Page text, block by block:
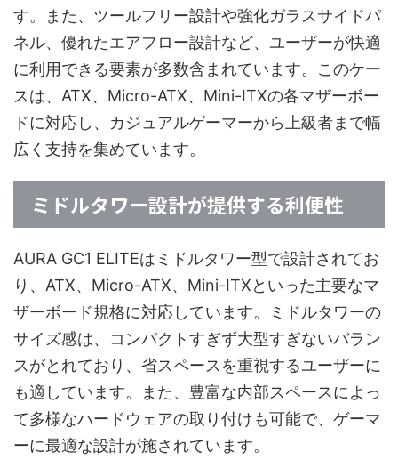
す。また、ツールフリー設計や強化ガラスサイドパ
ネル、優れたエアフロー設計など、ユーザーが快適
に利用できる要素が多数含まれています。このケー
スは、ATX、Micro-ATX、Mini-ITXの各マザーボー
ドに対応し、カジュアルゲーマーから上級者まで幅
広く支持を集めています。
ミドルタワー設計が提供する利便性
AURA GC1 ELITEはミドルタワー型で設計されてお
り、ATX、Micro-ATX、Mini-ITXといった主要なマ
ザーボード規格に対応しています。ミドルタワーの
サイズ感は、コンパクトすぎず大型すぎないバラン
スがとれており、省スペースを重視するユーザーに
も適しています。また、豊富な内部スペースによっ
て多様なハードウェアの取り付けも可能で、ゲーマ
ーに最適な設計が施されています。